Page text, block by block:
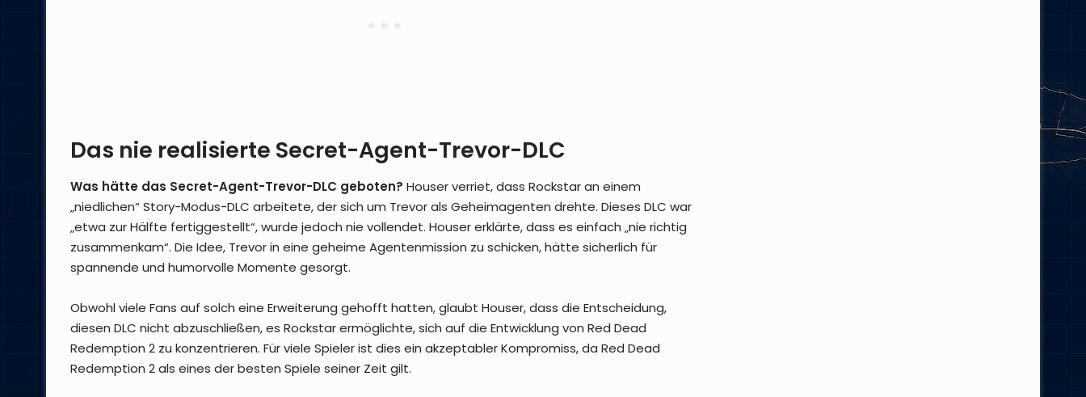
Das nie realisierte Secret-Agent-Trevor-DLC
Was hätte das Secret-Agent-Trevor-DLC geboten? Houser verriet, dass Rockstar an einem
„niedlichen“ Story-Modus-DLC arbeitete, der sich um Trevor als Geheimagenten drehte. Dieses DLC war
„etwa zur Hälfte fertiggestellt“, wurde jedoch nie vollendet. Houser erklärte, dass es einfach „nie richtig
zusammenkam“. Die Idee, Trevor in eine geheime Agentenmission zu schicken, hätte sicherlich für
spannende und humorvolle Momente gesorgt.
Obwohl viele Fans auf solch eine Erweiterung gehofft hatten, glaubt Houser, dass die Entscheidung,
diesen DLC nicht abzuschließen, es Rockstar ermöglichte, sich auf die Entwicklung von Red Dead
Redemption 2 zu konzentrieren. Für viele Spieler ist dies ein akzeptabler Kompromiss, da Red Dead
Redemption 2 als eines der besten Spiele seiner Zeit gilt.